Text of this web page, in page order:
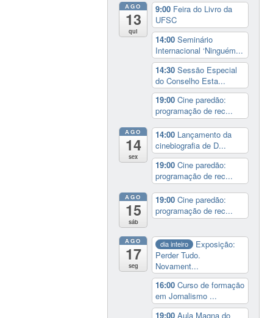
AGO
13
qui
9:00 Feira do Livro da
UFSC
14:00Seminário
Internacional ‘Ninguém...
14:30Sessão Especial
do Conselho Esta...
19:00Cine paredão:
programação de rec...
AGO
14
sex
14:00 Lançamento da
cinebiografia de D...
19:00Cine paredão:
programação de rec...
AGO
15
sáb
19:00Cine paredão:
programação de rec...
AGO
17
seg
dia inteiro
Exposição:
Perder Tudo.
Novament...
16:00Curso de formação
em Jornalismo ...
19:00Aula Magna do